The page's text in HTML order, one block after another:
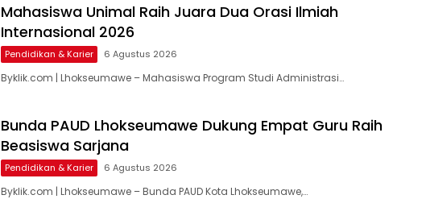
Mahasiswa Unimal Raih Juara Dua Orasi Ilmiah
Internasional 2026
Pendidikan & Karier 6 Agustus 2026
Byklik.com | Lhokseumawe – Mahasiswa Program Studi Administrasi…
Bunda PAUD Lhokseumawe Dukung Empat Guru Raih
Beasiswa Sarjana
Pendidikan & Karier 6 Agustus 2026
Byklik.com | Lhokseumawe – Bunda PAUD Kota Lhokseumawe,…